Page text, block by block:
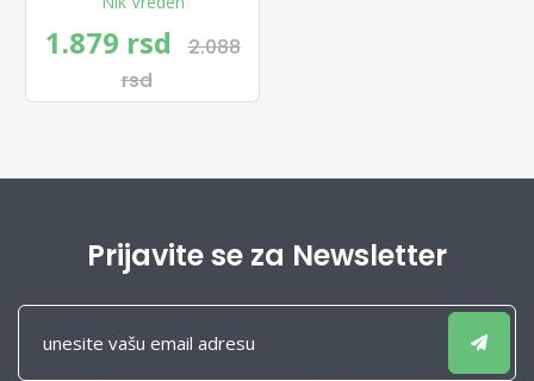
1.879 rsd
2.088
rsd
Prijavite se za Newsletter